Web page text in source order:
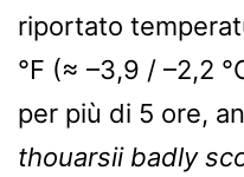
riportato
°F (≈ –3,9 / –2,2
per più di 5 ore,
thouarsii badly